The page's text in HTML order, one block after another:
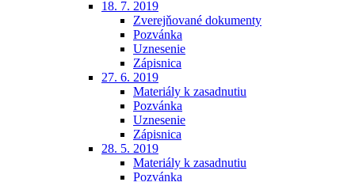
18. 7. 2019
Zverejňované dokumenty
Pozvánka
Uznesenie
Zápisnica
27. 6. 2019
Materiály k zasadnutiu
Pozvánka
Uznesenie
Zápisnica
28. 5. 2019
Materiály k zasadnutiu
Pozvánka